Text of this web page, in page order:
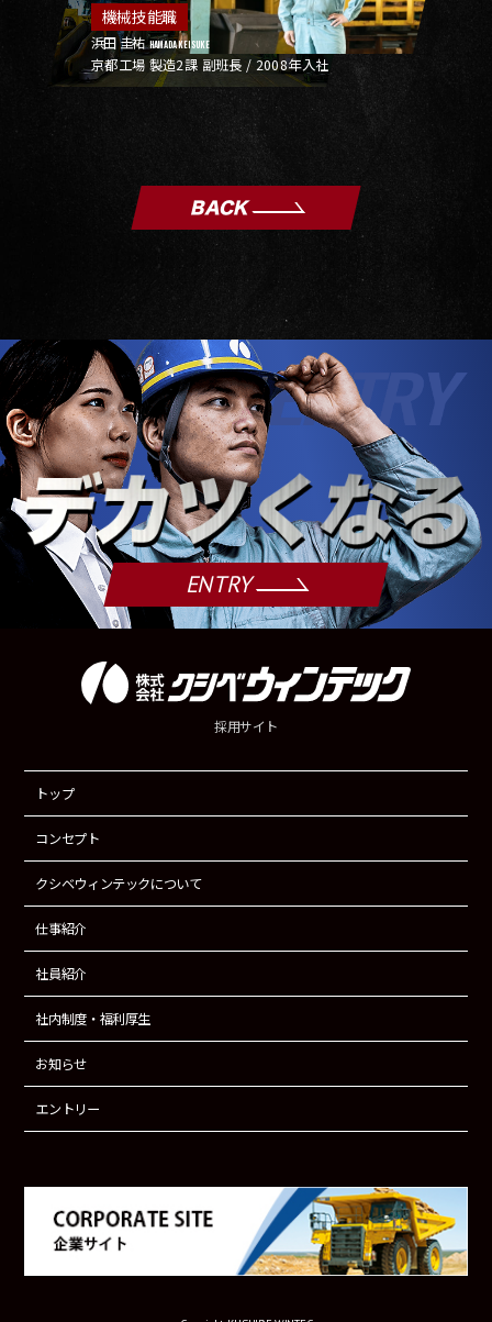
機械技能職
浜田 圭祐 HAMADA KEISUKE
京都工場 製造2課 副班長 / 2008年入社
BACK
ENTRY
採用サイト
トップ
コンセプト
クシベウィンテックについて
仕事紹介
社員紹介
社内制度・福利厚生
お知らせ
エントリー